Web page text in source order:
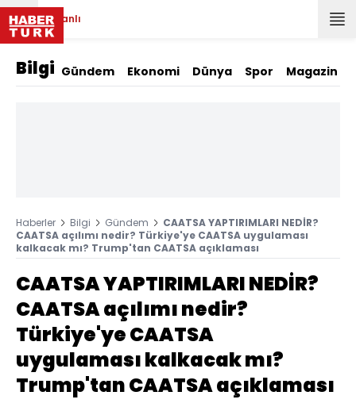
Canlı
Bilgi Gündem Ekonomi Dünya Spor Magazin
Haberler Bilgi Gündem
CAATSA YAPTIRIMLARI NEDİR?
CAATSA açılımı nedir? Türkiye'ye CAATSA uygulaması
kalkacak mı? Trump'tan CAATSA açıklaması
CAATSA YAPTIRIMLARI NEDİR?
CAATSA açılımı nedir?
Türkiye'ye CAATSA
uygulaması kalkacak mı?
Trump'tan CAATSA açıklaması